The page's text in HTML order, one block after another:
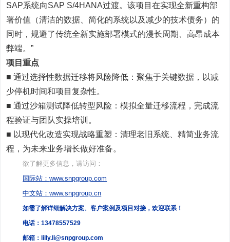
SAP系统向SAP S/4HANA过渡。该项目在实现全新重构部
署价值（清洁的数据、简化的系统以及减少的技术债务）的
同时，规避了传统全新实施部署模式的漫长周期、高昂成本
弊端。”
项目重点
■ 通过选择性数据迁移将风险降低：聚焦于关键数据，以减
少停机时间和项目复杂性。
■ 通过沙箱测试降低转型风险：模拟全量迁移流程，完成流
程验证与团队实操培训。
■ 以现代化改造实现战略重塑：清理老旧系统、精简业务流
程，为未来业务增长做好准备。
欲了解更多信息，请访问：
国际站：www.snpgroup.com
中文站：www.snpgroup.cn
如需了解详细解决方案、客户案例及项目对接，欢迎联系！
电话：13478557529
邮箱：lilly.li@snpgroup.com